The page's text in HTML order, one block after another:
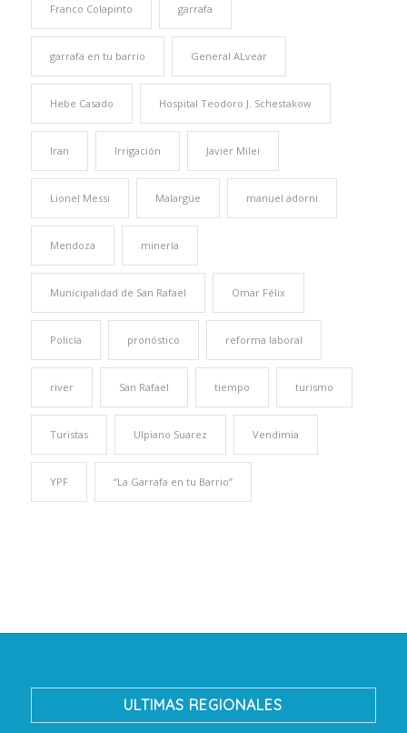
Franco Colapinto garrafa
garrafa en tu barrio General ALvear
Hebe Casado Hospital Teodoro J. Schestakow
Iran Irrigación Javier Milei
Lionel Messi Malargüe manuel adorni
Mendoza minería
Municipalidad de San Rafael Omar Félix
Policía pronóstico reforma laboral
river San Rafael tiempo turismo
Turistas Ulpiano Suarez Vendimia
YPF “La Garrafa en tu Barrio”
ULTIMAS REGIONALES